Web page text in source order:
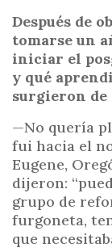
Después de
tomarse un
iniciar el
y qué
surgieron de
—No quería
fui hacia el
Eugene,
dijeron:
grupo de
furgoneta,
que